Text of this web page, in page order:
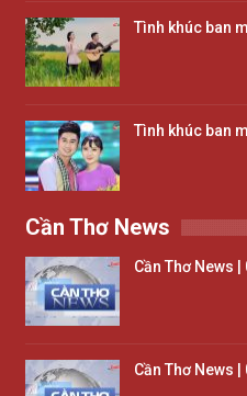
Tình khúc ban
Tình khúc ban
Cần Thơ News
Cần Thơ News
Cần Thơ News